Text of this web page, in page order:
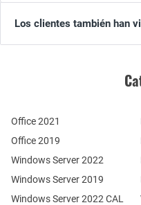
Los clientes también han
Office 2021
Office 2019
Windows Server 2022
Windows Server 2019
Windows Server 2022 CAL